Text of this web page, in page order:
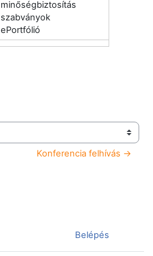
minőségbiztosítás
szabványok
ePortfólió
Konferencia felhívás →
Belépés